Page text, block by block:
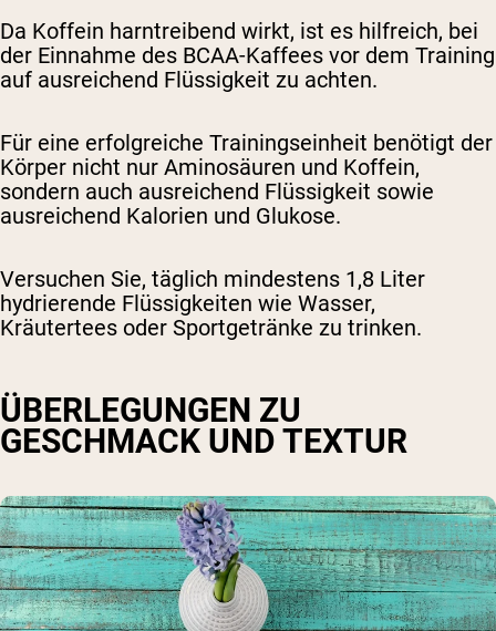
Da Koffein harntreibend wirkt, ist es hilfreich, bei
der Einnahme des BCAA-Kaffees vor dem Training
auf ausreichend Flüssigkeit zu achten.
Für eine erfolgreiche Trainingseinheit benötigt der
Körper nicht nur Aminosäuren und Koffein,
sondern auch ausreichend Flüssigkeit sowie
ausreichend Kalorien und Glukose.
Versuchen Sie, täglich mindestens 1,8 Liter
hydrierende Flüssigkeiten wie Wasser,
Kräutertees oder Sportgetränke zu trinken.
ÜBERLEGUNGEN ZU
GESCHMACK UND TEXTUR